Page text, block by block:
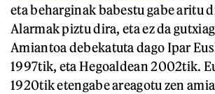
eta beharginak babestu gabe aritu
Alarmak piztu dira, eta ez da
Amiantoa debekatuta dago Ipar
1997tik, eta Hegoaldean 2002tik.
1920tik etengabe areagotu zen